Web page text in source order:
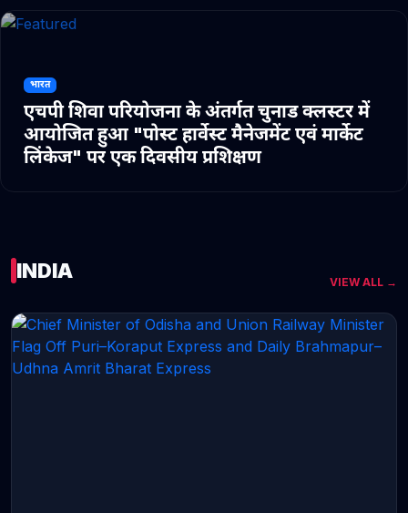
भारत
एचपी शिवा परियोजना के अंतर्गत चुनाड क्लस्टर में
आयोजित हुआ "पोस्ट हार्वेस्ट मैनेजमेंट एवं मार्केट
लिंकेज" पर एक दिवसीय प्रशिक्षण
INDIA VIEW ALL →